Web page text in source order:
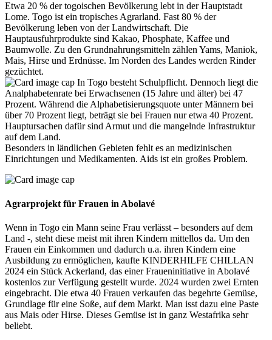
Etwa 20 % der togoischen Bevölkerung lebt in der Hauptstadt
Lome. Togo ist ein tropisches Agrarland. Fast 80 % der
Bevölkerung leben von der Landwirtschaft. Die
Hauptausfuhrprodukte sind Kakao, Phosphate, Kaffee und
Baumwolle. Zu den Grundnahrungsmitteln zählen Yams, Maniok,
Mais, Hirse und Erdnüsse. Im Norden des Landes werden Rinder
gezüchtet.
In Togo besteht Schulpflicht. Dennoch liegt die
Analphabetenrate bei Erwachsenen (15 Jahre und älter) bei 47
Prozent. Während die Alphabetisierungsquote unter Männern bei
über 70 Prozent liegt, beträgt sie bei Frauen nur etwa 40 Prozent.
Hauptursachen dafür sind Armut und die mangelnde Infrastruktur
auf dem Land.
Besonders in ländlichen Gebieten fehlt es an medizinischen
Einrichtungen und Medikamenten. Aids ist ein großes Problem.
Agrarprojekt für Frauen in Abolavé
Wenn in Togo ein Mann seine Frau verlässt – besonders auf dem
Land -, steht diese meist mit ihren Kindern mittellos da. Um den
Frauen ein Einkommen und dadurch u.a. ihren Kindern eine
Ausbildung zu ermöglichen, kaufte KINDERHILFE CHILLAN
2024 ein Stück Ackerland, das einer Fraueninitiative in Abolavé
kostenlos zur Verfügung gestellt wurde. 2024 wurden zwei Ernten
eingebracht. Die etwa 40 Frauen verkaufen das begehrte Gemüse,
Grundlage für eine Soße, auf dem Markt. Man isst dazu eine Paste
aus Mais oder Hirse. Dieses Gemüse ist in ganz Westafrika sehr
beliebt.